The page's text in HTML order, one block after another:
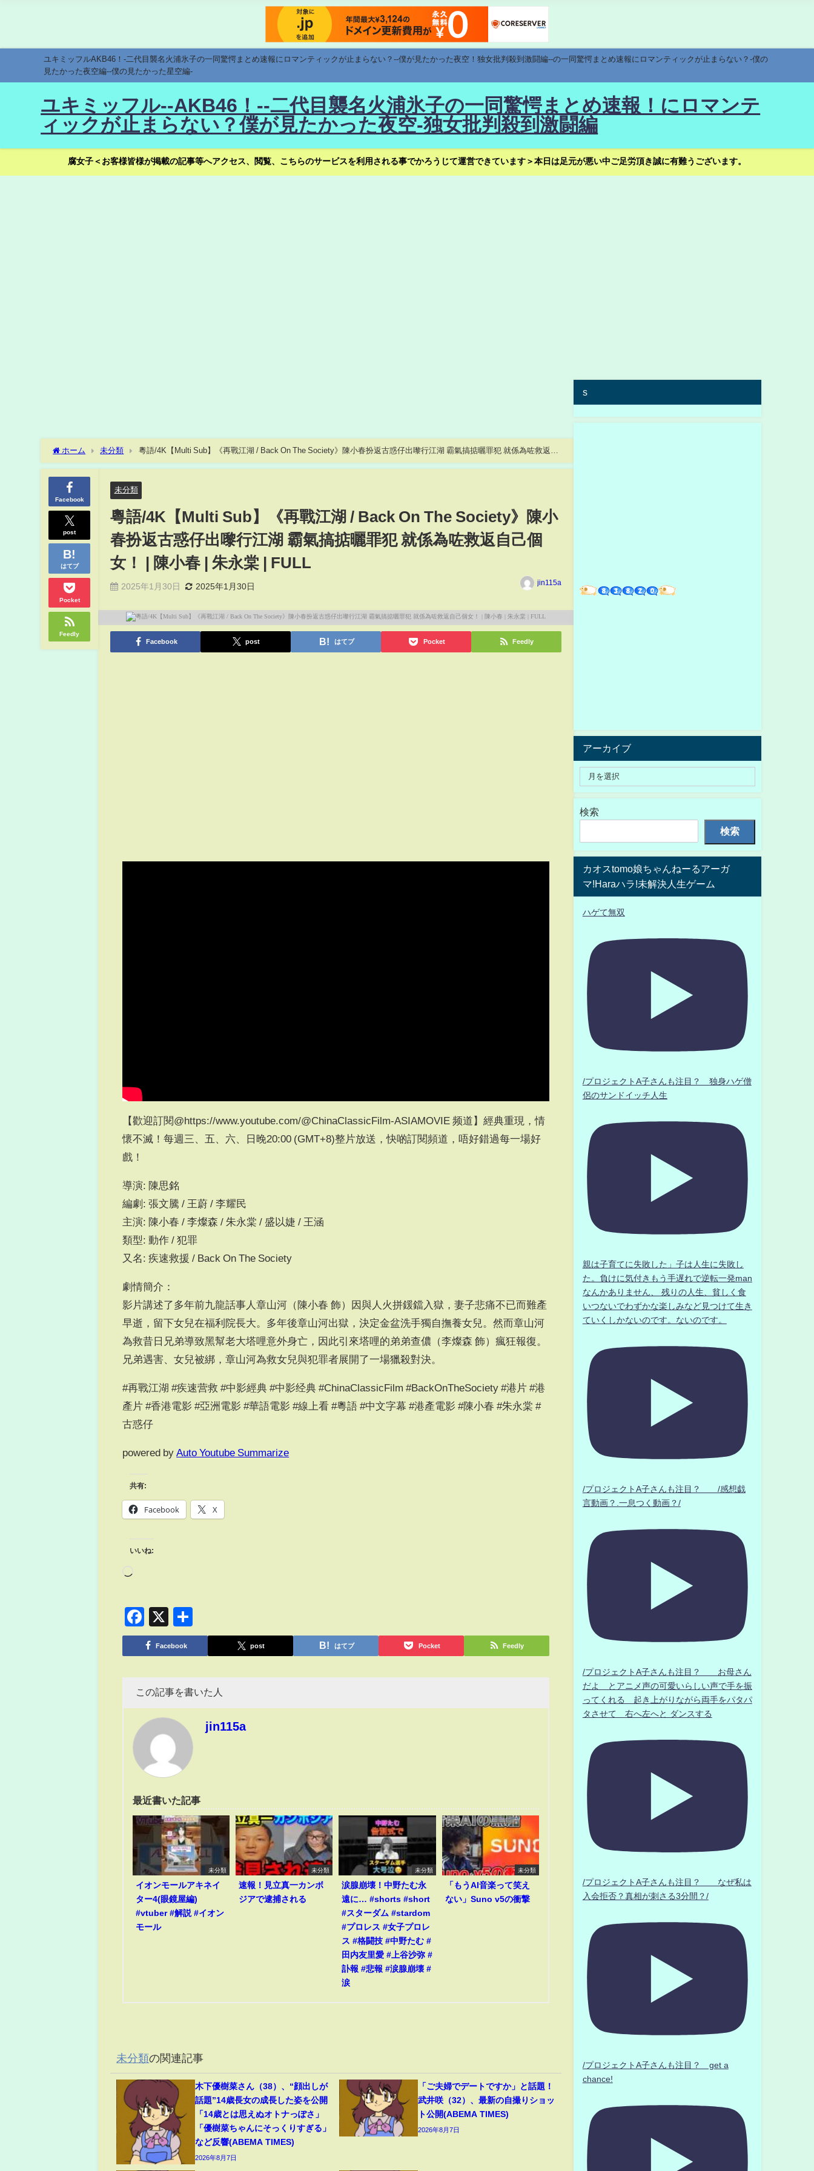
ユキミッフルAKB46！-二代目襲名火浦氷子の一同驚愕まとめ速報にロマンティックが止まらない？--僕が見たかった夜空！独女批判殺到激闘編--の一同驚愕まとめ速報にロマンティックが止まらない？-僕の
見たかった夜空編--僕の見たかった星空編-
ユキミッフル--AKB46！--二代目襲名火浦氷子の一同驚愕まとめ速報！にロマンテ
ィックが止まらない？僕が見たかった夜空-独女批判殺到激闘編
腐女子＜お客様皆様が掲載の記事等へアクセス、閲覧、こちらのサービスを利用される事でかろうじて運営できています＞本日は足元が悪い中ご足労頂き誠に有難うございます。
ホーム 未分類
粵語/4K【Multi Sub】《再戰江湖 / Back On The Society》陳小春扮返古惑仔出嚟行江湖 霸氣搞掂曬罪犯 就係為咗救返自
己個女！ | 陳小春 | 朱永棠 | FULL
Facebook
post
はてブ
Pocket
Feedly
未分類
粵語/4K【Multi Sub】《再戰江湖 / Back On The Society》陳小
春扮返古惑仔出嚟行江湖 霸氣搞掂曬罪犯 就係為咗救返自己個
女！ | 陳小春 | 朱永棠 | FULL
2025年1月30日 2025年1月30日 jin115a
Facebook post はてブ Pocket Feedly
【歡迎訂閱@https://www.youtube.com/@ChinaClassicFilm-ASIAMOVIE 频道】經典重現，情
懷不滅！每週三、五、六、日晚20:00 (GMT+8)整片放送，快啲訂閱頻道，唔好錯過每一場好
戲！
導演: 陳思銘
編劇: 張文騰 / 王蔚 / 李耀民
主演: 陳小春 / 李燦森 / 朱永棠 / 盛以婕 / 王涵
類型: 動作 / 犯罪
又名: 疾速救援 / Back On The Society
劇情簡介：
影片講述了多年前九龍話事人章山河（陳小春 飾）因與人火拼鍰鐺入獄，妻子悲痛不已而難產
早逝，留下女兒在福利院長大。多年後章山河出獄，決定金盆洗手獨自撫養女兒。然而章山河
為救昔日兄弟導致黑幫老大塔哩意外身亡，因此引來塔哩的弟弟查儂（李燦森 飾）瘋狂報復。
兄弟遇害、女兒被綁，章山河為救女兒與犯罪者展開了一場獵殺對決。
#再戰江湖 #疾速营救 #中影經典 #中影经典 #ChinaClassicFilm #BackOnTheSociety #港片 #港
產片 #香港電影 #亞洲電影 #華語電影 #線上看 #粵語 #中文字幕 #港產電影 #陳小春 #朱永棠 #
古惑仔
powered by Auto Youtube Summarize
共有:
Facebook X
いいね:
Facebook
X
有
Facebook post はてブ Pocket Feedly
この記事を書いた人
jin115a
最近書いた記事
未分類
イオンモールアキネイ
ター4(眼鏡屋編)
#vtuber #解説 #イオン
モール
未分類
速報！見立真一カンボ
ジアで逮捕される
未分類
涙腺崩壊！中野たむ永
遠に… #shorts #short
#スターダム #stardom
#プロレス #女子プロレ
ス #格闘技 #中野たむ #
田内友里愛 #上谷沙弥 #
訃報 #悲報 #涙腺崩壊 #
涙
未分類
「もうAI音楽って笑え
ない」Suno v5の衝撃
未分類の関連記事
木下優樹菜さん（38）、“顔出しが
話題”14歳長女の成長した姿を公開
「14歳とは思えぬオトナっぽさ」
「優樹菜ちゃんにそっくりすぎる」
など反響(ABEMA TIMES)
2026年8月7日
「ご夫婦でデートですか」と話題！
武井咲（32）、最新の自撮りショッ
ト公開(ABEMA TIMES)
2026年8月7日
s
アーカイブ
検索
検索
カオスtomo娘ちゃんねーるアーガ
マ!Haraハラ!未解決人生ゲーム
ハゲて無双
/プロジェクトA子さんも注目？ 独身ハゲ僧
侶のサンドイッチ人生
親は子育てに失敗した」子は人生に失敗し
た。負けに気付きもう手遅れで逆転一発man
なんかありません、 残りの人生、貧しく食
いつないでわずかな楽しみなど見つけて生き
ていくしかないのです。ないのです。
/プロジェクトA子さんも注目？ /感想戯
言動画？.一息つく動画？/
/プロジェクトA子さんも注目？ お母さん
だよ とアニメ声の可愛いらしい声で手を振
ってくれる 起き上がりながら両手をパタパ
タさせて 右へ左へと ダンスする
/プロジェクトA子さんも注目？ なぜ私は
入会拒否？真相が刺さる3分間？/
/プロジェクトA子さんも注目？ get a
chance!